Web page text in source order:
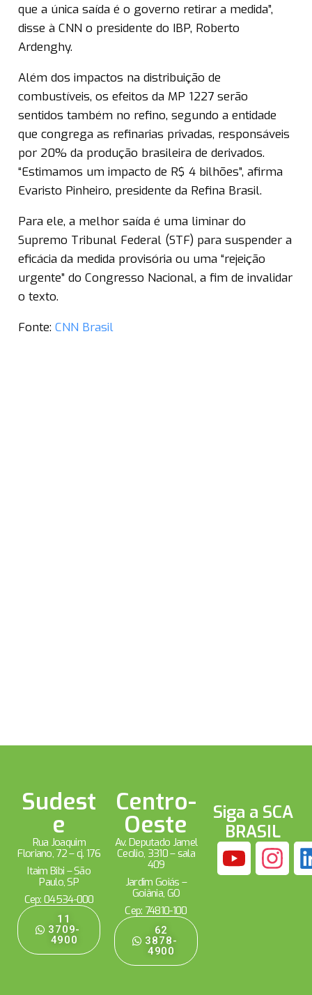
que a única saída é o governo retirar a medida”,
disse à CNN o presidente do IBP, Roberto
Ardenghy.
Além dos impactos na distribuição de
combustíveis, os efeitos da MP 1227 serão
sentidos também no refino, segundo a entidade
que congrega as refinarias privadas, responsáveis
por 20% da produção brasileira de derivados.
“Estimamos um impacto de R$ 4 bilhões”, afirma
Evaristo Pinheiro, presidente da Refina Brasil.
Para ele, a melhor saída é uma liminar do
Supremo Tribunal Federal (STF) para suspender a
eficácia da medida provisória ou uma “rejeição
urgente” do Congresso Nacional, a fim de invalidar
o texto.
Fonte: CNN Brasil
Sudest
e
Rua Joaquim
Floriano, 72 – cj. 176
Itaim Bibi – São
Paulo, SP
Cep: 04534-000
11
3709-
4900
Centro-
Oeste
Av. Deputado Jamel
Cecílio, 3310 – sala
409
Jardim Goiás –
Goiânia, GO
Cep: 74810-100
62
3878-
4900
Siga a SCA
BRASIL